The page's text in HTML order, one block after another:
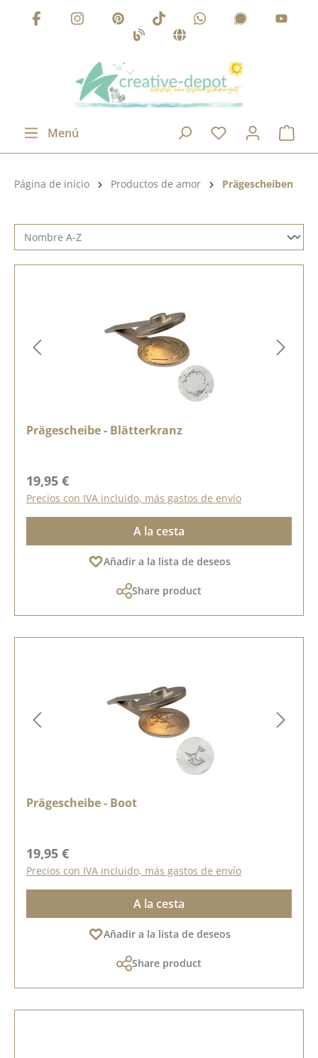
Saltar al contenido principal
Menú
Categoría de productos:
Página de inicio Productos de amor Prägescheiben
Prägescheibe - Blätterkranz
Precio normal:
19,95 €
Precios con IVA incluido, más gastos de envío
A la cesta
Añadir a la lista de deseos
Share product
Prägescheibe - Boot
Precio normal:
19,95 €
Precios con IVA incluido, más gastos de envío
A la cesta
Añadir a la lista de deseos
Share product